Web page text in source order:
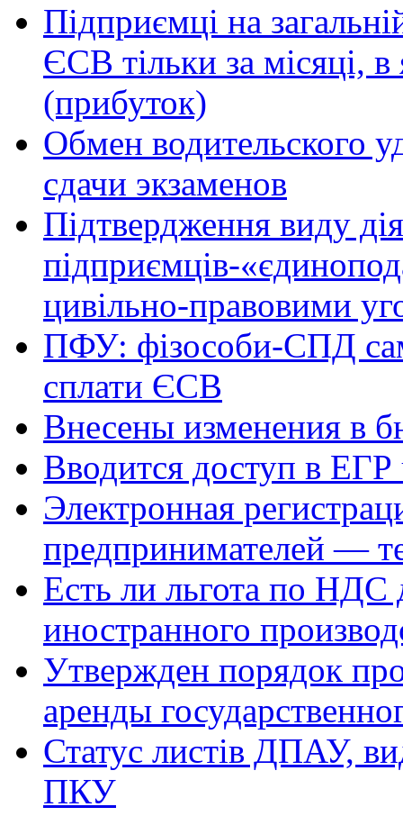
Підприємці на
ЄСВ тільки за місяці,
(прибуток)
Обмен водительского
сдачи экзаменов
Підтвердження виду
підприємців-
цивільно-правовими
ПФУ: фізособи-СПД
сплати ЄСВ
Внесены изменения в
Вводится доступ в ЕГР
Электронная
предпринимателей —
Есть ли льгота по НДС
иностранного
Утвержден порядок
аренды
Статус листів ДПАУ,
ПКУ